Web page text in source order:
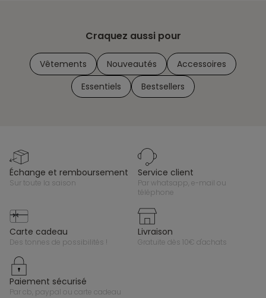
Craquez aussi pour
Vêtements Nouveautés
Accessoires
Essentiels
Bestsellers
échange et remboursement
sur toute la saison
service client
par whatsapp, e-mail ou
téléphone
carte cadeau
des tonnes de possibilités !
livraison
gratuite dès 10€ d'achats
paiement sécurisé
par cb, paypal ou carte cadeau